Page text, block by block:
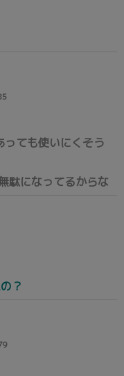
ても使いにくそう
駄になってるからな
？